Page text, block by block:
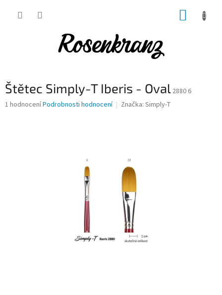
Štětec Simply-T Iberis - Oval 2880 6
Průměrné
1 hodnoceníPodrobnosti hodnocení Značka: Simply-T